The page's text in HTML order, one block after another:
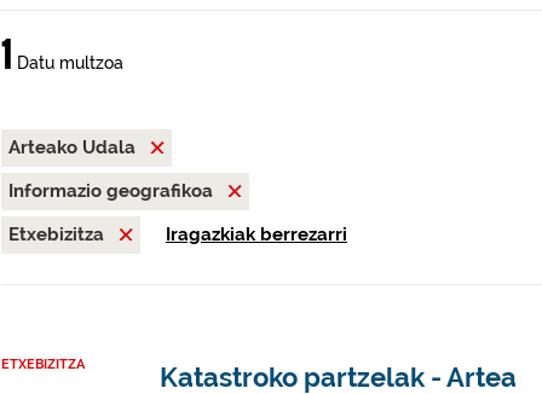
1 Datu multzoa
Arteako Udala
Informazio geografikoa
Etxebizitza
Iragazkiak berrezarri
ETXEBIZITZA Katastroko partzelak - Artea